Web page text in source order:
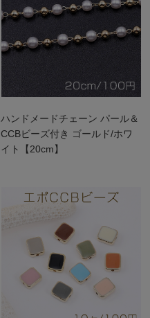
ハンドメードチェーン パール＆
CCBビーズ付き ゴールド/ホワ
イト【20cm】